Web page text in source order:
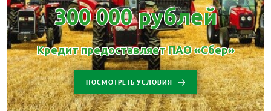
300 000 рублей
Кредит предоставляет ПАО «Сбер»
ПОСМОТРЕТЬ УСЛОВИЯ